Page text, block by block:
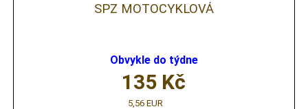
SPZ MOTOCYKLOVÁ
Obvykle do týdne
135 Kč
5,56 EUR